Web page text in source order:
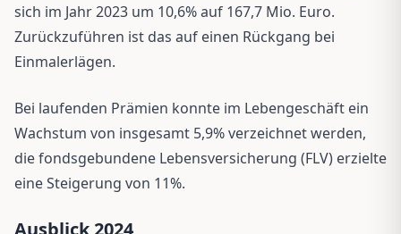
sich im Jahr 2023 um 10,6% auf 167,7 Mio. Euro.
Zurückzuführen ist das auf einen Rückgang bei
Einmalerlägen.
Bei laufenden Prämien konnte im Lebengeschäft ein
Wachstum von insgesamt 5,9% verzeichnet werden,
die fondsgebundene Lebensversicherung (FLV) erzielte
eine Steigerung von 11%.
Ausblick 2024